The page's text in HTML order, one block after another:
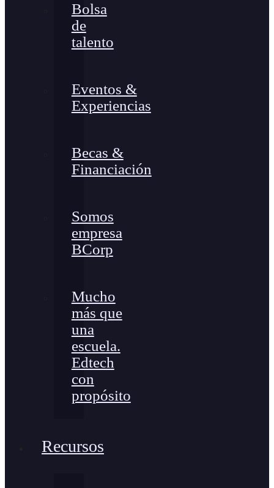
Bolsa
de
talento
Eventos &
Experiencias
Becas &
Financiación
Somos
empresa
BCorp
Mucho
más que
una
escuela.
Edtech
con
propósito
Recursos